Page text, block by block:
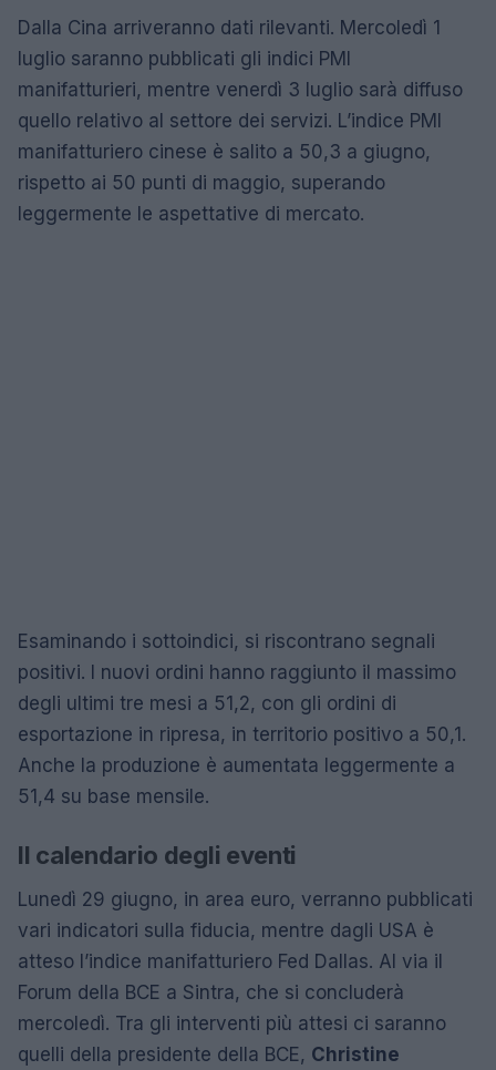
Dalla Cina arriveranno dati rilevanti. Mercoledì 1
luglio saranno pubblicati gli indici PMI
manifatturieri, mentre venerdì 3 luglio sarà diffuso
quello relativo al settore dei servizi. L’indice PMI
manifatturiero cinese è salito a 50,3 a giugno,
rispetto ai 50 punti di maggio, superando
leggermente le aspettative di mercato.
Esaminando i sottoindici, si riscontrano segnali
positivi. I nuovi ordini hanno raggiunto il massimo
degli ultimi tre mesi a 51,2, con gli ordini di
esportazione in ripresa, in territorio positivo a 50,1.
Anche la produzione è aumentata leggermente a
51,4 su base mensile.
Il calendario degli eventi
Lunedì 29 giugno, in area euro, verranno pubblicati
vari indicatori sulla fiducia, mentre dagli USA è
atteso l’indice manifatturiero Fed Dallas. Al via il
Forum della BCE a Sintra, che si concluderà
mercoledì. Tra gli interventi più attesi ci saranno
quelli della presidente della BCE, Christine